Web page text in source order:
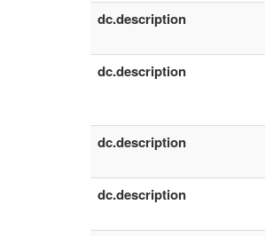
dc.description
dc.description
dc.description
dc.description